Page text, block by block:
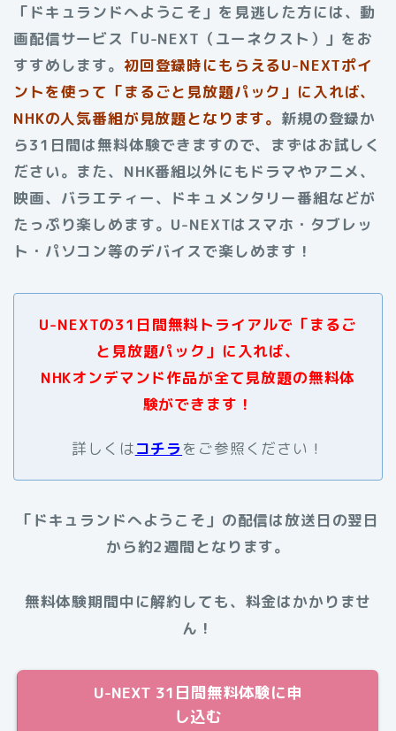
「ドキュランドへようこそ」を見逃した方には、動
画配信サービス「U-NEXT（ユーネクスト）」をお
すすめします。 初回登録時にもらえるU-NEXTポイ
ントを使って「まるごと見放題パック」に入れば、
NHKの人気番組が見放題となります。 新規の登録か
ら31日間は無料体験できますので、まずはお試しく
ださい。また、NHK番組以外にもドラマやアニメ、
映画、バラエティー、ドキュメンタリー番組などが
たっぷり楽しめます。U-NEXTはスマホ・タブレッ
ト・パソコン等のデバイスで楽しめます！
U-NEXTの31日間無料トライアルで「まるご
と見放題パック」に入れば、
NHKオンデマンド作品が全て見放題の無料体
験ができます！
詳しくはコチラをご参照ください！
「ドキュランドへようこそ」の配信は放送日の翌日
から約2週間となります。
無料体験期間中に解約しても、料金はかかりませ
ん！
U-NEXT 31日間無料体験に申
し込む